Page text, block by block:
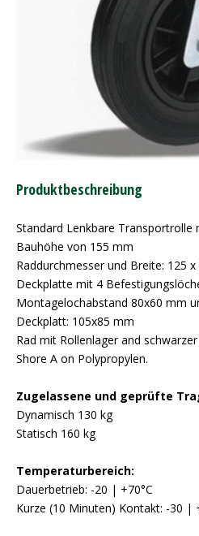
Produktbeschreibung
Standard Lenkbare
Bauhöhe von 155 mm
Raddurchmesser und Breite: 125
Deckplatte mit 4
Montagelochabstand 80x60 mm
Deckplatt: 105x85 mm
Rad mit Rollenlager and
Shore A on Polypropylen.
Zugelassene und geprüfte
Dynamisch 130 kg
Statisch 160 kg
Temperaturbereich:
Dauerbetrieb: -20 | +70°C
Kurze (10 Minuten) Kontakt: -30 |